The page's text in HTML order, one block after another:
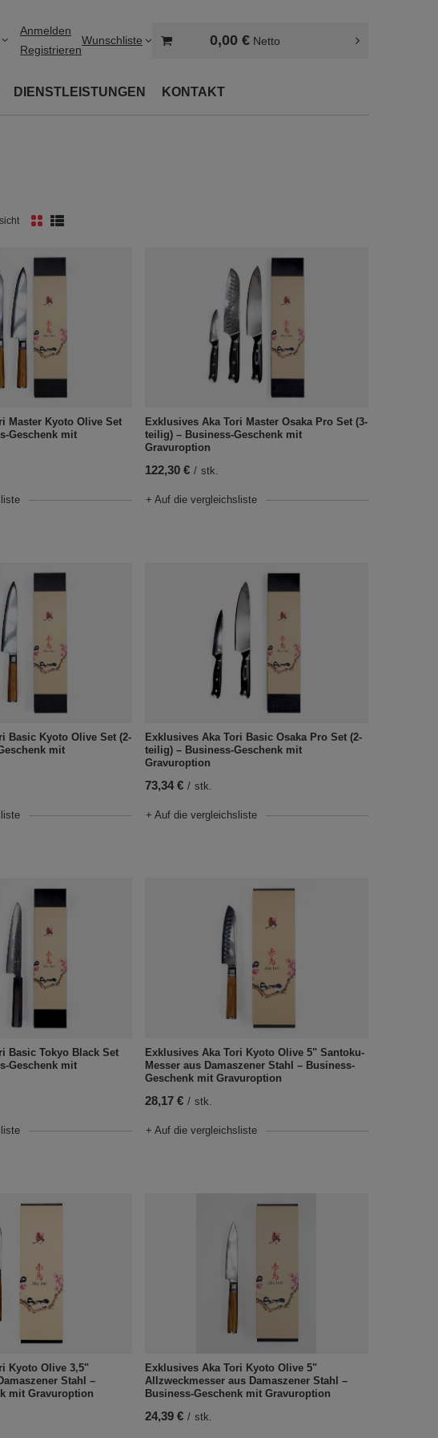
Anmelden
Registrieren
Wunschliste 0,00 € Netto
DIENSTLEISTUNGEN KONTAKT
Master Kyoto Olive Set
Geschenk mit
Exklusives Aka Tori Master Osaka Pro Set (3-
teilig) – Business-Geschenk mit
Gravuroption
122,30 € / stk.
+ Auf die vergleichsliste
Basic Kyoto Olive Set (2-
mit
Exklusives Aka Tori Basic Osaka Pro Set (2-
teilig) – Business-Geschenk mit
Gravuroption
73,34 € / stk.
+ Auf die vergleichsliste
Basic Tokyo Black Set
Geschenk mit
Exklusives Aka Tori Kyoto Olive 5" Santoku-
Messer aus Damaszener Stahl – Business-
Geschenk mit Gravuroption
28,17 € / stk.
+ Auf die vergleichsliste
Kyoto Olive 3,5"
Stahl –
mit Gravuroption
Exklusives Aka Tori Kyoto Olive 5"
Allzweckmesser aus Damaszener Stahl –
Business-Geschenk mit Gravuroption
24,39 € / stk.